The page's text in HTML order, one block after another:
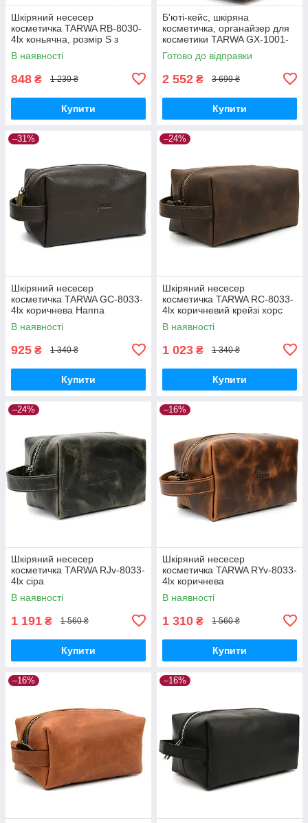
Шкіряний несесер
косметичка TARWA RB-8030-
4lx коньячна, розмір S з
ручкою
В наявності
848 ₴ 1 230 ₴
Купити
Б'юті-кейс, шкіряна
косметичка, органайзер для
косметики TARWA GX-1001-
4lx
Готово до відправки
2 552 ₴ 3 699 ₴
Купити
–31%
Шкіряний несесер
косметичка TARWA GC-8033-
4lx коричнева Наппа
В наявності
925 ₴ 1 340 ₴
Купити
–24%
Шкіряний несесер
косметичка TARWA RC-8033-
4lx коричневий крейзі хорс
В наявності
1 023 ₴ 1 340 ₴
Купити
–24%
Шкіряний несесер
косметичка TARWA RJv-8033-
4lx сіра
В наявності
1 191 ₴ 1 560 ₴
Купити
–16%
Шкіряний несесер
косметичка TARWA RYv-8033-
4lx коричнева
В наявності
1 310 ₴ 1 560 ₴
Купити
–16% –16%